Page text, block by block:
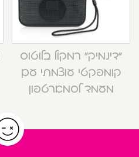
“דינמיק” רמקול בלוטוס
קומפקטי עוצמתי עם
מעמד לסמארטפון